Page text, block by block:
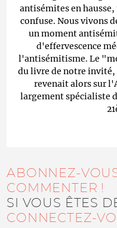
antisémites en
confuse. Nous vivons
un moment
d'effervescence
l'antisémitisme. Le
du livre de notre
revenait alors sur
largement spécialiste
ABONNEZ-
COMMENTER !
SI VOUS ÊTES
CONNECTEZ-